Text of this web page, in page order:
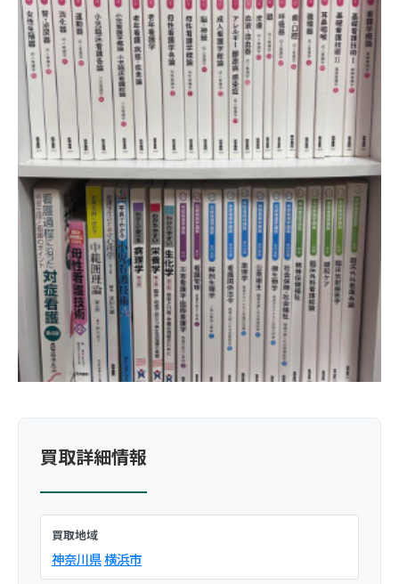
買取詳細情報
買取地域
神奈川県横浜市